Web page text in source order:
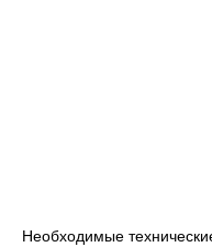
Необходимые